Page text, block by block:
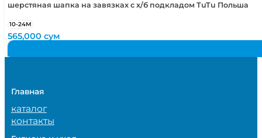
шерстяная шапка на завязках с х/б подкладом TuTu Польша
10-24М
565,000сум
Главная
каталог
контакты